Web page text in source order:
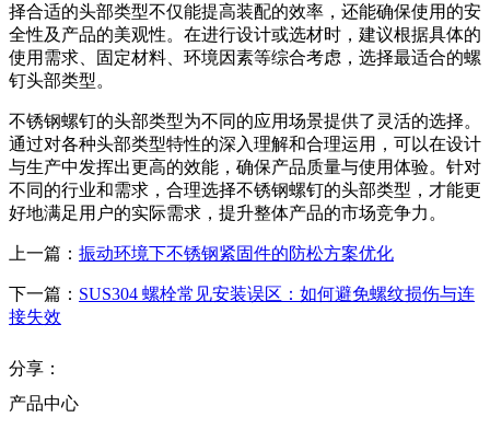
择合适的头部类型不仅能提高装配的效率，还能确保使用的安
全性及产品的美观性。在进行设计或选材时，建议根据具体的
使用需求、固定材料、环境因素等综合考虑，选择最适合的螺
钉头部类型。
不锈钢螺钉的头部类型为不同的应用场景提供了灵活的选择。
通过对各种头部类型特性的深入理解和合理运用，可以在设计
与生产中发挥出更高的效能，确保产品质量与使用体验。针对
不同的行业和需求，合理选择不锈钢螺钉的头部类型，才能更
好地满足用户的实际需求，提升整体产品的市场竞争力。
上一篇： 振动环境下不锈钢紧固件的防松方案优化
下一篇： SUS304 螺栓常见安装误区：如何避免螺纹损伤与连
接失效
分享：
产品中心